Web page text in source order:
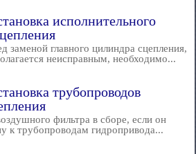
исполнительного
заменой главного цилиндра сцепления,
неисправным, необходимо...
трубопроводов
фильтра в сборе, если он
к трубопроводам гидропривода...